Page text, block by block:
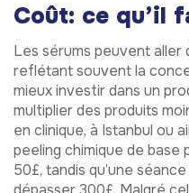
Coût: ce qu’il
Les sérums peuvent aller
reflétant souvent la
mieux investir dans un
multiplier des produits
en clinique, à Istanbul ou
peeling chimique de
50£, tandis qu’une